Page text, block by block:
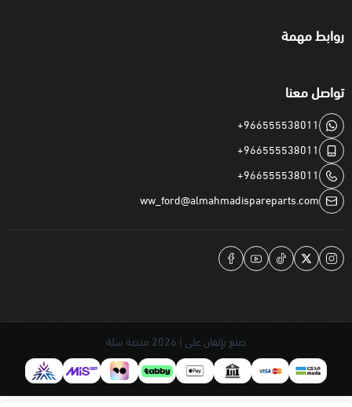
روابط مهمة
تواصل معنا
+966555538011
+966555538011
+966555538011
ww_ford@almahmadispareparts.com
صنع بإتقان على | 2026 منصة سلة